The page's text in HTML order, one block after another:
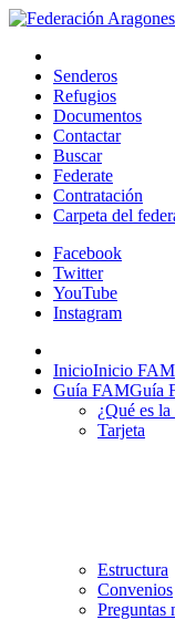
Senderos
Refugios
Documentos
Contactar
Buscar
Federate
Contratación
Carpeta del
Facebook
Twitter
YouTube
Instagram
InicioInicio FAM
Guía FAMGuía
¿Qué es
Tarjeta
Estructura
Convenios
Preguntas